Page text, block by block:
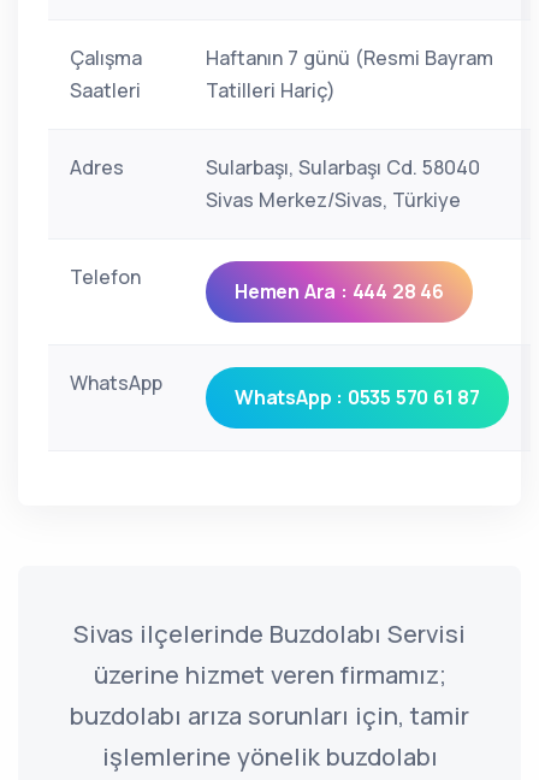
Çalışma
Saatleri
Haftanın 7 günü (Resmi Bayram
Tatilleri Hariç)
Adres
Sularbaşı, Sularbaşı Cd. 58040
Sivas Merkez/Sivas, Türkiye
Telefon
Hemen Ara : 444 28 46
WhatsApp
WhatsApp : 0535 570 61 87
Sivas ilçelerinde Buzdolabı Servisi
üzerine hizmet veren firmamız;
buzdolabı arıza sorunları için, tamir
işlemlerine yönelik buzdolabı